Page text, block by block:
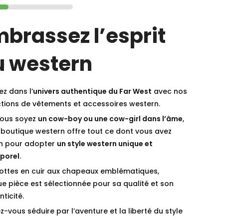
l’esprit
western
dans l’univers authentique du Far West avec nos
de vêtements et accessoires western.
soyez un cow-boy ou une cow-girl dans l’âme,
western offre tout ce dont vous avez
pour adopter un style western unique et
.
en cuir aux chapeaux emblématiques,
pièce est sélectionnée pour sa qualité et son
vous séduire par l’aventure et la liberté du style